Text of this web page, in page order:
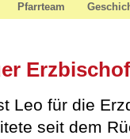
Pfarrteam
Leo für die
seit dem